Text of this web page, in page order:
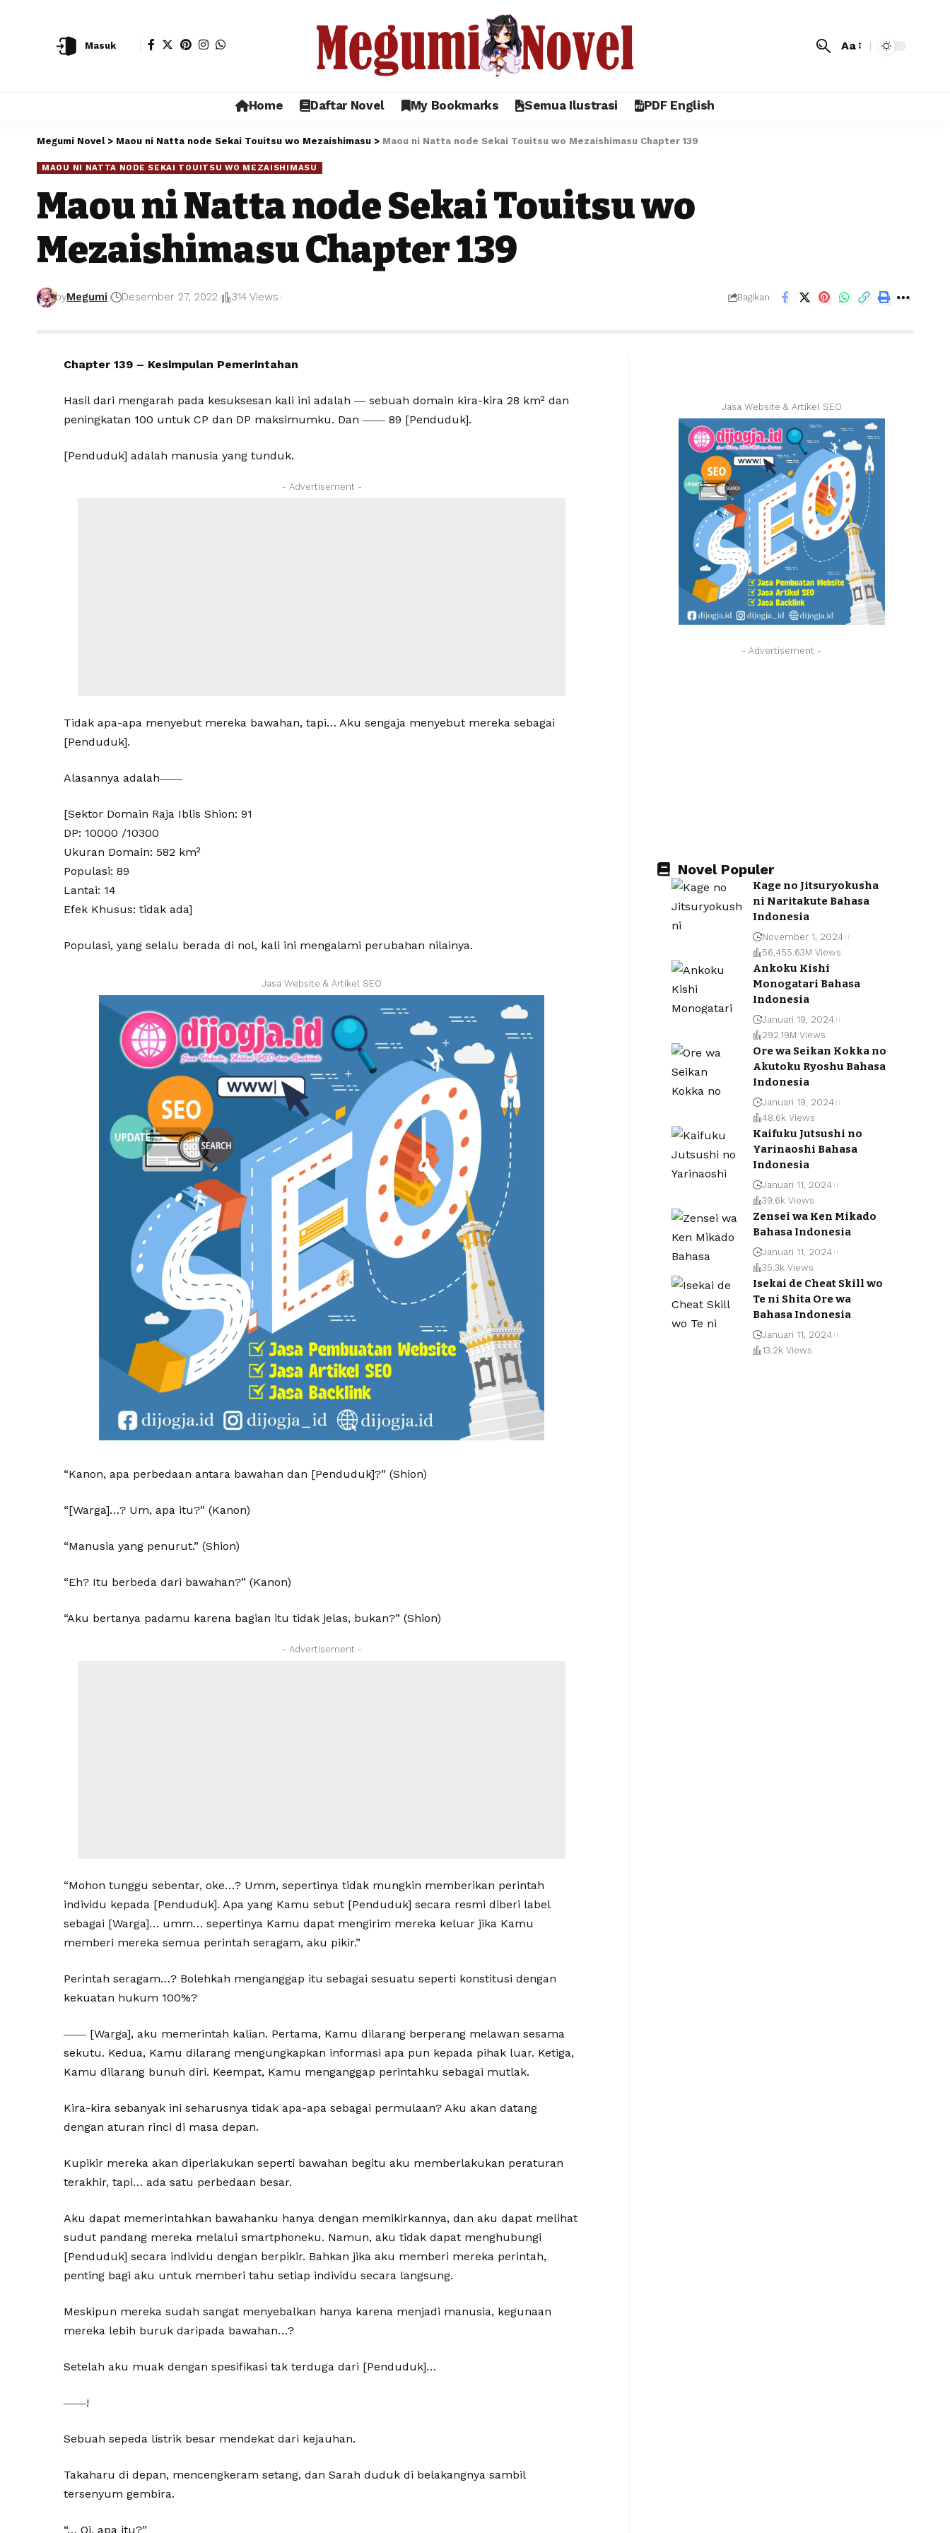
Masuk Aa
Home Daftar Novel My Bookmarks Semua Ilustrasi PDF English
Megumi Novel> Maou ni Natta node Sekai Touitsu wo Mezaishimasu > Maou ni Natta node Sekai Touitsu wo Mezaishimasu Chapter 139
MAOU NI NATTA NODE SEKAI TOUITSU WO MEZAISHIMASU
Maou ni Natta node Sekai Touitsu wo
Mezaishimasu Chapter 139
byMegumi Desember 27, 2022 314 Views Bagikan
Chapter 139 – Kesimpulan Pemerintahan
Hasil dari mengarah pada kesuksesan kali ini adalah ― sebuah domain kira-kira 28 km² dan
peningkatan 100 untuk CP dan DP maksimumku. Dan ―― 89 [Penduduk].
[Penduduk] adalah manusia yang tunduk.
- Advertisement -
Tidak apa-apa menyebut mereka bawahan, tapi… Aku sengaja menyebut mereka sebagai
[Penduduk].
Alasannya adalah――
[Sektor Domain Raja Iblis Shion: 91
DP: 10000 /10300
Ukuran Domain: 582 km²
Populasi: 89
Lantai: 14
Efek Khusus: tidak ada]
Populasi, yang selalu berada di nol, kali ini mengalami perubahan nilainya.
Jasa Website & Artikel SEO
“Kanon, apa perbedaan antara bawahan dan [Penduduk]?” (Shion)
“[Warga]…? Um, apa itu?” (Kanon)
“Manusia yang penurut.” (Shion)
“Eh? Itu berbeda dari bawahan?” (Kanon)
“Aku bertanya padamu karena bagian itu tidak jelas, bukan?” (Shion)
- Advertisement -
“Mohon tunggu sebentar, oke…? Umm, sepertinya tidak mungkin memberikan perintah
individu kepada [Penduduk]. Apa yang Kamu sebut [Penduduk] secara resmi diberi label
sebagai [Warga]… umm… sepertinya Kamu dapat mengirim mereka keluar jika Kamu
memberi mereka semua perintah seragam, aku pikir.”
Perintah seragam…? Bolehkah menganggap itu sebagai sesuatu seperti konstitusi dengan
kekuatan hukum 100%?
―― [Warga], aku memerintah kalian. Pertama, Kamu dilarang berperang melawan sesama
sekutu. Kedua, Kamu dilarang mengungkapkan informasi apa pun kepada pihak luar. Ketiga,
Kamu dilarang bunuh diri. Keempat, Kamu menganggap perintahku sebagai mutlak.
Kira-kira sebanyak ini seharusnya tidak apa-apa sebagai permulaan? Aku akan datang
dengan aturan rinci di masa depan.
Kupikir mereka akan diperlakukan seperti bawahan begitu aku memberlakukan peraturan
terakhir, tapi… ada satu perbedaan besar.
Aku dapat memerintahkan bawahanku hanya dengan memikirkannya, dan aku dapat melihat
sudut pandang mereka melalui smartphoneku. Namun, aku tidak dapat menghubungi
[Penduduk] secara individu dengan berpikir. Bahkan jika aku memberi mereka perintah,
penting bagi aku untuk memberi tahu setiap individu secara langsung.
Meskipun mereka sudah sangat menyebalkan hanya karena menjadi manusia, kegunaan
mereka lebih buruk daripada bawahan…?
Setelah aku muak dengan spesifikasi tak terduga dari [Penduduk]…
――!
Sebuah sepeda listrik besar mendekat dari kejauhan.
Takaharu di depan, mencengkeram setang, dan Sarah duduk di belakangnya sambil
tersenyum gembira.
“… Oi, apa itu?”
Jasa Website & Artikel SEO
- Advertisement -
Novel Populer
Kage no Jitsuryokusha
ni Naritakute Bahasa
Indonesia
November 1, 2024
56,455.63M Views
Ankoku Kishi
Monogatari Bahasa
Indonesia
Januari 19, 2024
292.19M Views
Ore wa Seikan Kokka no
Akutoku Ryoshu Bahasa
Indonesia
Januari 19, 2024
48.6k Views
Kaifuku Jutsushi no
Yarinaoshi Bahasa
Indonesia
Januari 11, 2024
39.6k Views
Zensei wa Ken Mikado
Bahasa Indonesia
Januari 11, 2024
35.3k Views
Isekai de Cheat Skill wo
Te ni Shita Ore wa
Bahasa Indonesia
Januari 11, 2024
13.2k Views